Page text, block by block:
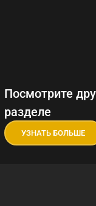
Посмотрите
разделе
УЗНАТЬ БОЛЬШЕ